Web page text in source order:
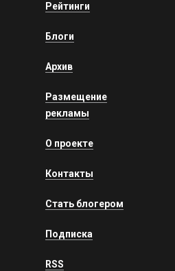
Рейтинги
Блоги
Архив
Размещение
рекламы
О проекте
Контакты
Стать блогером
Подписка
RSS